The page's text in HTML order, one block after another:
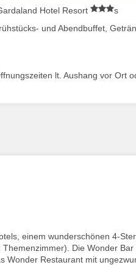
Hotel Resort
s
und Abendbuffet,
lt. Aushang vor Ort
einem wunderschönen 4-
Die Wonder
Wonder Restaurant mit